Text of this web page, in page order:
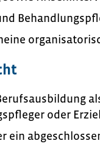
oder
ein